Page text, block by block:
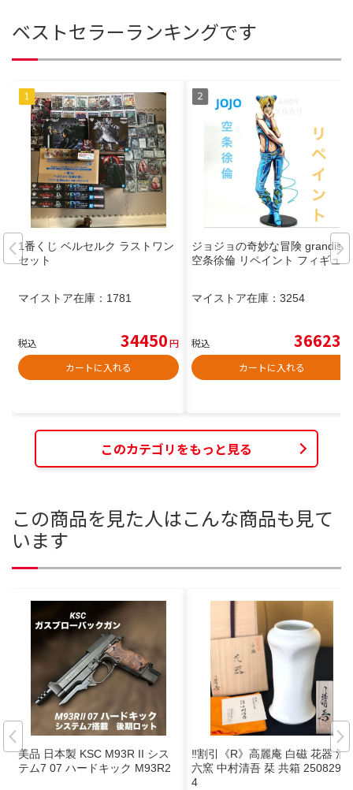
ベストセラーランキングです
1番くじ ベルセルク ラストワン
セット
マイストア在庫： 1781
税込 34450円
カートに入れる
ジョジョの奇妙な冒険 grandista
空条徐倫 リペイント フィギュア
マイストア在庫： 3254
税込 36623
カートに入れる
このカテゴリをもっと見る
この商品を見た人はこんな商品も見て
います
美品 日本製 KSC M93R II シス
テム7 07 ハードキック M93R2
‼️割引《R》高麗庵 白磁 花器 清
六窯 中村清吾 栞 共箱 250829G
4